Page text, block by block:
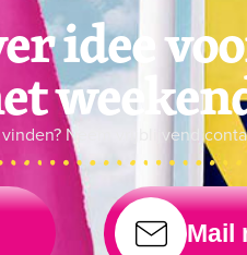
idee
Neem vrijblijvend
Mail